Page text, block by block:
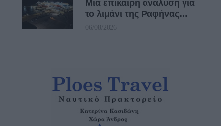
Μια επίκαιρη ανάλυση για
το λιμάνι της Ραφήνας…
06/08/2026